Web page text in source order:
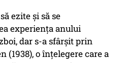
ezite și să se
experiența anului
dar s-a sfârșit prin
(1938), o înțelegere care a